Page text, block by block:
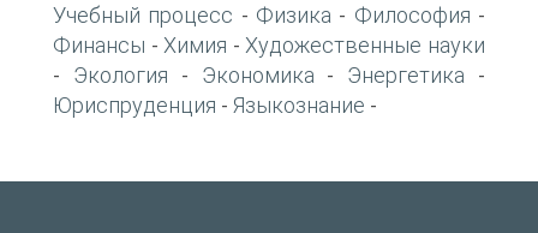
Учебный процесс - Физика - Философия -
Финансы - Химия - Художественные науки
- Экология - Экономика - Энергетика -
Юриспруденция - Языкознание -